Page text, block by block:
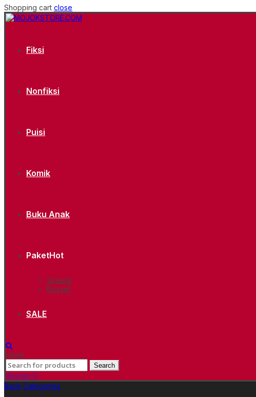
Shopping cart close
Fiksi
Nonfiksi
Puisi
Komik
Buku Anak
PaketHot
Spesial
Boxset
SALE
close
Search
for:
Search
Wishlist 0
Back Categories